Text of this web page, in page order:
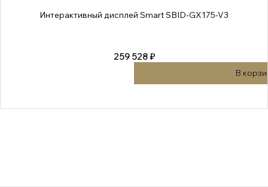
Интерактивный дисплей Smart SBID-GX175-V3
259 528 ₽
В